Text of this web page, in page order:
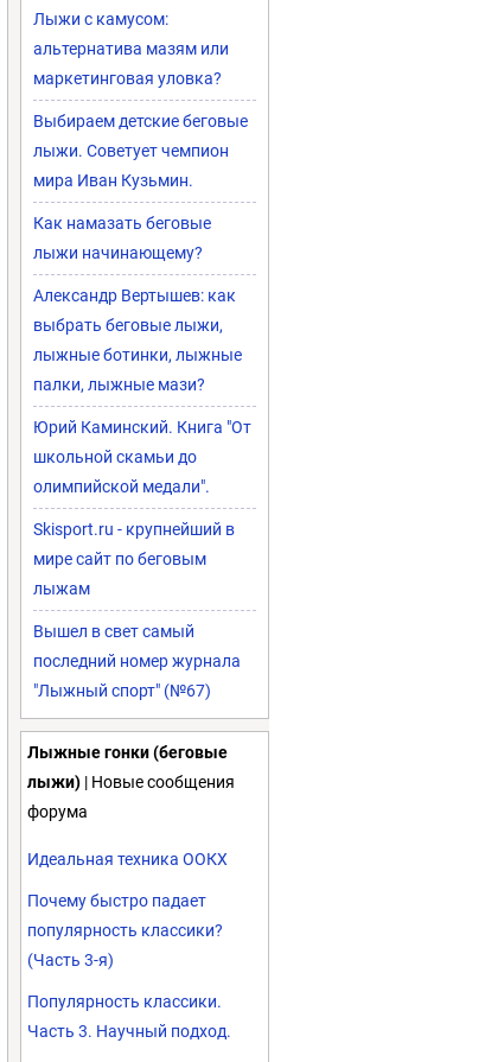
Лыжи с камусом:
альтернатива мазям или
маркетинговая уловка?
Выбираем детские беговые
лыжи. Советует чемпион
мира Иван Кузьмин.
Как намазать беговые
лыжи начинающему?
Александр Вертышев: как
выбрать беговые лыжи,
лыжные ботинки, лыжные
палки, лыжные мази?
Юрий Каминский. Книга "От
школьной скамьи до
олимпийской медали".
Skisport.ru - крупнейший в
мире сайт по беговым
лыжам
Вышел в свет самый
последний номер журнала
"Лыжный спорт" (№67)
Лыжные гонки (беговые
лыжи) | Новые сообщения
форума
Идеальная техника ООКХ
Почему быстро падает
популярность классики?
(Часть 3-я)
Популярность классики.
Часть 3. Научный подход.